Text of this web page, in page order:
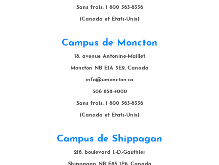
Sans frais: 1 800 363-8336
(Canada et États-Unis)
Campus de Moncton
18, avenue Antonine-Maillet
Moncton NB E1A 3E9, Canada
info@umoncton.ca
506 858-4000
Sans frais: 1 800 363-8336
(Canada et États-Unis)
Campus de Shippagan
218, boulevard J.-D.-Gauthier